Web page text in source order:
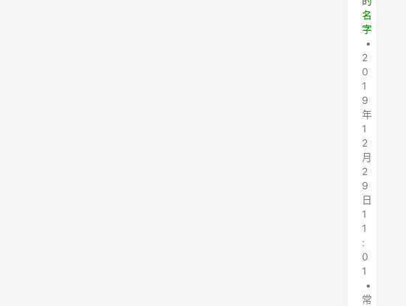
名
字
•
2
0
1
9
年
1
2
月
2
9
日
1
1
:
0
1
•
常